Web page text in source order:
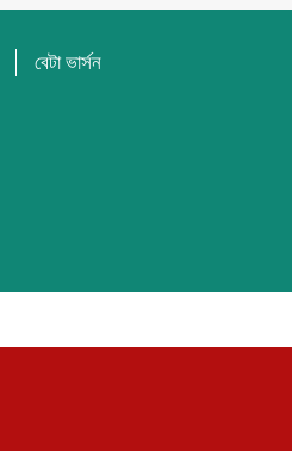
বেটা ভার্সন